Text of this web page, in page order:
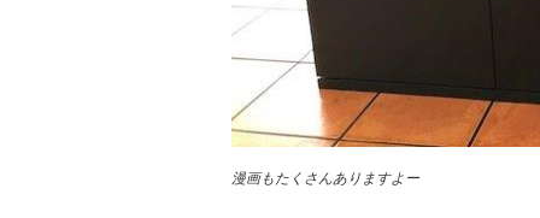
漫画もたくさんありますよー